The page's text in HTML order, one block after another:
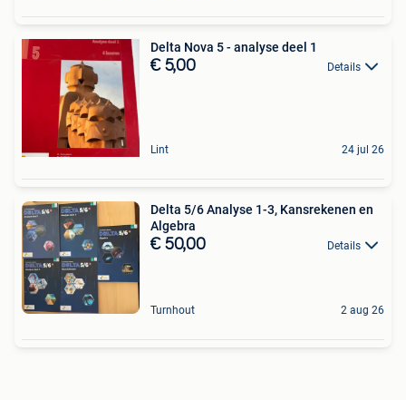
Delta Nova 5 - analyse deel 1
€ 5,00 Details
Lint 24 jul 26
Delta 5/6 Analyse 1-3, Kansrekenen en
Algebra
€ 50,00 Details
Turnhout 2 aug 26